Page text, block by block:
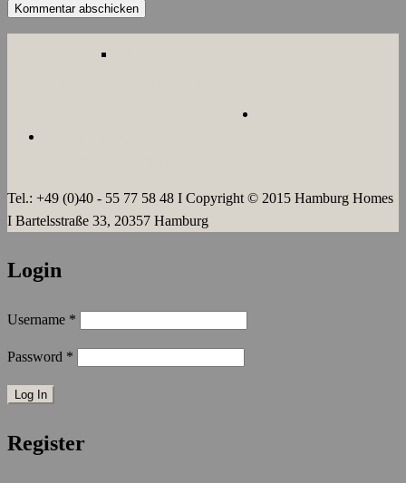
Tel.: +49 (0)40 - 55 77 58 48 I Copyright © 2015 Hamburg Homes
I Bartelsstraße 33, 20357 Hamburg
Login
Username *
Password *
Register